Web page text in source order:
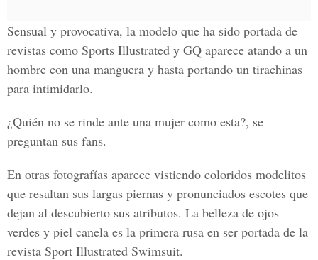
Sensual y provocativa, la modelo que ha sido portada de
revistas como Sports Illustrated y GQ aparece atando a un
hombre con una manguera y hasta portando un tirachinas
para intimidarlo.
¿Quién no se rinde ante una mujer como esta?, se
preguntan sus fans.
En otras fotografías aparece vistiendo coloridos modelitos
que resaltan sus largas piernas y pronunciados escotes que
dejan al descubierto sus atributos. La belleza de ojos
verdes y piel canela es la primera rusa en ser portada de la
revista Sport Illustrated Swimsuit.